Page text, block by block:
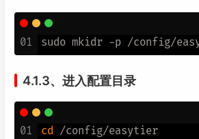
01
4.1.3、进入配置目录
01 cd